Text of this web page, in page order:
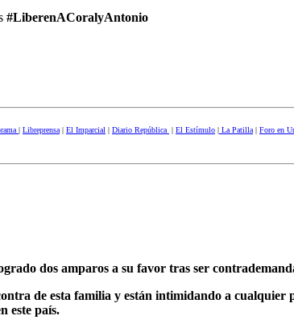
#LiberenACoralyAntonio
| Libreprensa | El Imparcial | Diario República | El Estímulo | La Patilla | Foro en
dos amparos a su favor tras ser
de esta familia y están intimidando a
este país.